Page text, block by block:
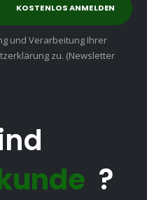
und Verarbeitung Ihrer
zu. (Newsletter
?